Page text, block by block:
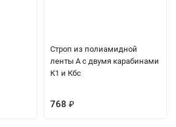
Строп из полиамидной
ленты А с двумя карабинами
К1 и Кбс
768 ₽